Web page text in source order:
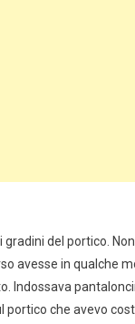
del portico.
avesse in qualche
Indossava
portico che avevo